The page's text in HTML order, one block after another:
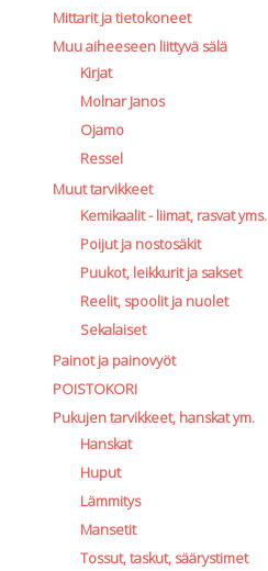
Mittarit ja tietokoneet
Muu aiheeseen liittyvä sälä
Kirjat
Molnar Janos
Ojamo
Ressel
Muut tarvikkeet
Kemikaalit - liimat, rasvat yms.
Poijut ja nostosäkit
Puukot, leikkurit ja sakset
Reelit, spoolit ja nuolet
Sekalaiset
Painot ja painovyöt
POISTOKORI
Pukujen tarvikkeet, hanskat ym.
Hanskat
Huput
Lämmitys
Mansetit
Tossut, taskut, säärystimet